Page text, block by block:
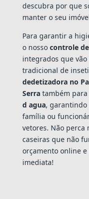
descubra por que
manter o seu
Para garantir a
o nosso controle
integrados que
tradicional de
dedetizadora no
Serratambém para
d agua, garantindo
família ou
vetores. Não perca
caseiras que não
orçamento online
imediata!